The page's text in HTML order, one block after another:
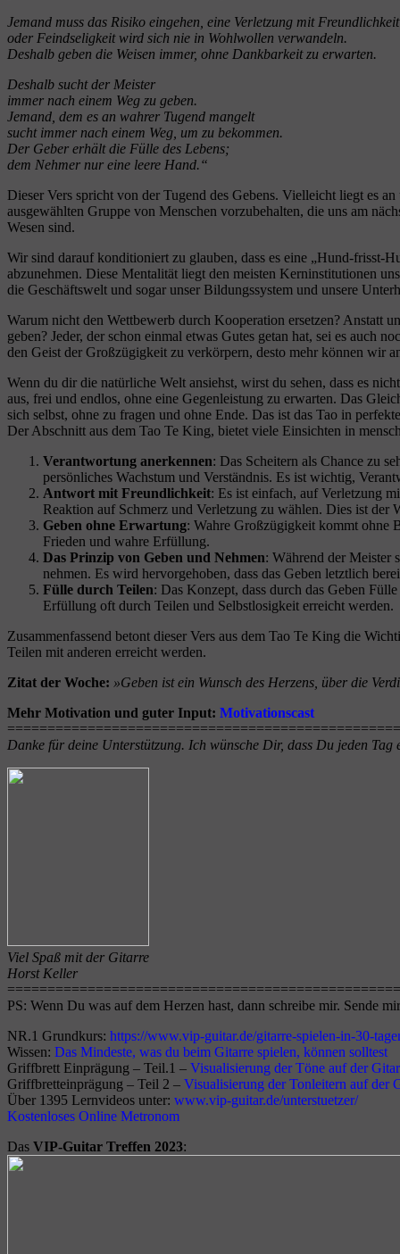
Jemand muss das Risiko eingehen, eine Verletzung mit Freundlichkeit
oder Feindseligkeit wird sich nie in Wohlwollen verwandeln.
Deshalb geben die Weisen immer, ohne Dankbarkeit zu erwarten.
Deshalb sucht der Meister
immer nach einem Weg zu geben.
Jemand, dem es an wahrer Tugend mangelt
sucht immer nach einem Weg, um zu bekommen.
Der Geber erhält die Fülle des Lebens;
dem Nehmer nur eine leere Hand.“
Dieser Vers spricht von der Tugend des Gebens. Vielleicht liegt es
ausgewählten Gruppe von Menschen vorzubehalten, die uns am
Wesen sind.
Wir sind darauf konditioniert zu glauben, dass es eine „Hund-frisst-
abzunehmen. Diese Mentalität liegt den meisten Kerninstitutionen
die Geschäftswelt und sogar unser Bildungssystem und unsere
Warum nicht den Wettbewerb durch Kooperation ersetzen? Anstatt
geben? Jeder, der schon einmal etwas Gutes getan hat, sei es auch
den Geist der Großzügigkeit zu verkörpern, desto mehr können wir
Wenn du dir die natürliche Welt ansiehst, wirst du sehen, dass es
aus, frei und endlos, ohne eine Gegenleistung zu erwarten. Das
sich selbst, ohne zu fragen und ohne Ende. Das ist das Tao in
Der Abschnitt aus dem Tao Te King, bietet viele Einsichten in
Verantwortung anerkennen: Das Scheitern als Chance zu
persönliches Wachstum und Verständnis. Es ist wichtig,
Antwort mit Freundlichkeit: Es ist einfach, auf Verletzung
Reaktion auf Schmerz und Verletzung zu wählen. Dies ist
Geben ohne Erwartung: Wahre Großzügigkeit kommt ohne
Frieden und wahre Erfüllung.
Das Prinzip von Geben und Nehmen: Während der Meister
nehmen. Es wird hervorgehoben, dass das Geben letztlich
Fülle durch Teilen: Das Konzept, dass durch das Geben
Erfüllung oft durch Teilen und Selbstlosigkeit erreicht werden.
Zusammenfassend betont dieser Vers aus dem Tao Te King die
Teilen mit anderen erreicht werden.
Zitat der Woche: »Geben ist ein Wunsch des Herzens, über die
Mehr Motivation und guter Input: Motivationscast
============================
Danke für deine Unterstützung. Ich wünsche Dir, dass Du jeden Tag
Viel Spaß mit der Gitarre
Horst Keller
PS: Wenn Du was auf dem Herzen hast, dann schreibe mir. Sende
NR.1 Grundkurs: https://www.vip-guitar.de/gitarre-spielen-in-30-
Wissen: Das Mindeste, was du beim Gitarre spielen, können solltest
Griffbrett Einprägung – Teil.1 – Visualisierung der Töne auf der
Griffbretteinprägung – Teil 2 – Visualisierung der Tonleitern auf der
Über 1395 Lernvideos unter: www.vip-guitar.de/unterstuetzer/
Kostenloses Online Metronom
Das VIP-Guitar Treffen 2023: